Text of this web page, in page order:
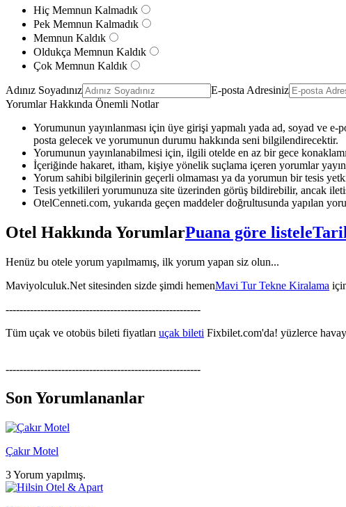
Hiç Memnun Kalmadık
Pek Memnun Kalmadık
Memnun Kaldık
Oldukça Memnun Kaldık
Çok Memnun Kaldık
Adınız Soyadınız E-posta Adresiniz
Yorumlar Hakkında Önemli Notlar
Yorumunun yayınlanması için üye girişi yapmalı yada ad, soyad ve
posta gelecek ve yorumunun durumu hakkında seni bilgilendirecektir.
Yorumunun yayınlanabilmesi için, ilgili otelde en az bir gece
İçeriğinde hakaret, itham, kişiye yönelik suçlama içeren yorumlar
Yorum sahibi bilgilerinin geçerli olmaması ya da yorumun bir tesis
Tesis yetkilileri yorumunuza site üzerinden görüş bildirebilir, ancak
OtelCenneti.com, yukarıda geçen maddeler doğrultusunda yapılan
Otel Hakkında YorumlarPuana göre listele
Henüz bu otele yorum yapılmamış, ilk yorum yapan siz olun...
Maviyolculuk.Net sitesinden sizde şimdi hemenMavi Tur Tekne Kiralama
--------------------------------------------------------
Tüm uçak ve otobüs bileti fiyatları uçak bileti Fixbilet.com'da! yüzlerce
--------------------------------------------------------
Son Yorumlananlar
Çakır Motel
3 Yorum yapılmış.